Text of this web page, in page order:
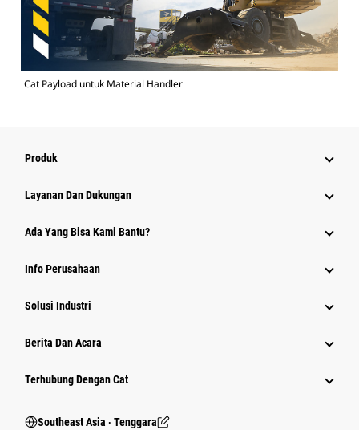
Cat Payload untuk Material Handler
Produk
Layanan Dan Dukungan
Ada Yang Bisa Kami Bantu?
Info Perusahaan
Solusi Industri
Berita Dan Acara
Terhubung Dengan Cat
Southeast Asia ‧ Tenggara